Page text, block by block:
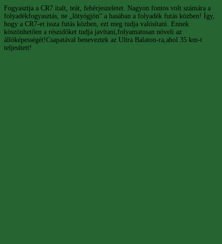
Fogyasztja a CR7 italt, teát, fehérjeszeletet. Nagyon fontos volt számára a
folyadékfogyasztás, ne „lötyögjön” a hasában a folyadék futás közben! Így,
hogy a CR7-et issza futás közben, ezt meg tudja valósítani. Ennek
köszönhetően a részidőket tudja javítani,folyamatosan növeli az
állóképességét!Csapatával beneveztek az Ultra Balaton-ra,ahol 35 km-t
teljesített!